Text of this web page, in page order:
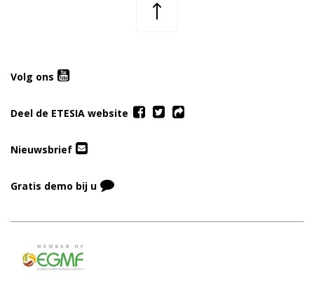
Volg ons
Deel de ETESIA website
Nieuwsbrief
Gratis demo bij u